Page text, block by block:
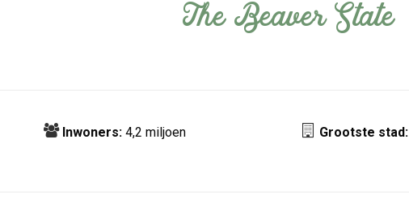
The Beaver State
Inwoners:4,2 miljoen Grootste stad: